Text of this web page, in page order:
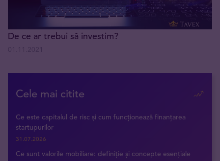
De ce ar trebui să investim?
Cele mai citite
Ce este capitalul de risc și cum funcționează finanțarea
startupurilor
31.07.2026
Ce sunt valorile mobiliare: definiție și concepte esențiale